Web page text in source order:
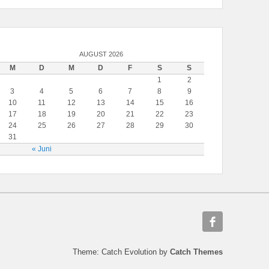
AUGUST 2026
M D M D F S S
« Juni
1
2
3
4 5 6 7 8
9
10
11 12 13 14 15
16
17
18 19 20 21 22
23
24
25 26 27 28 29
30
31
Theme: Catch Evolution by Catch Themes